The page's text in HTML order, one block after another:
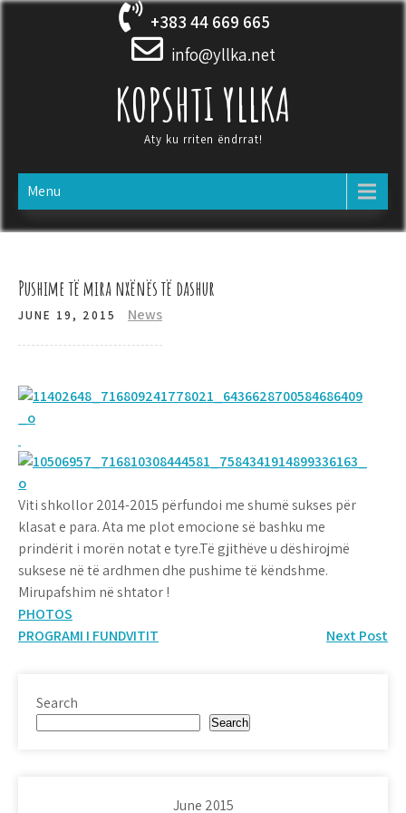
Skip
+383 44 669 665
info@yllka.net
KOPSHTI YLLKA
Aty ku rriten ëndrrat!
Menu
Pushime të mira nxënës të dashur
JUNE 19, 2015 News
Viti shkollor 2014-2015 përfundoi me shumë sukses për
klasat e para. Ata me plot emocione së bashku me
prindërit i morën notat e tyre.Të gjithëve u dëshirojmë
suksese në të ardhmen dhe pushime të këndshme.
Mirupafshim në shtator !
PHOTOS
Post
PROGRAMI I FUNDVITIT Next Post
Search
Search
June 2015